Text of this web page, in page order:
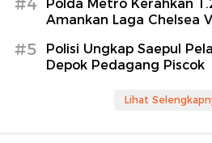
Polda Metro Kerahkan
Amankan Laga Chelsea
#5
Polisi Ungkap Saepul
Depok Pedagang Piscok
Lihat